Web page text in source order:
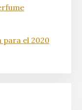
el 2020